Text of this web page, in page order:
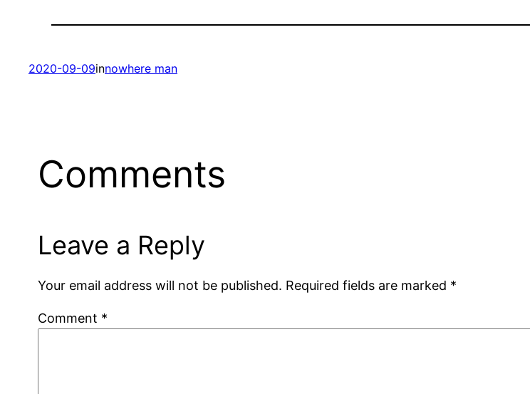
2020-09-09innowhere man
Comments
Leave a Reply
Your email address will not be published. Required fields are marked *
Comment *